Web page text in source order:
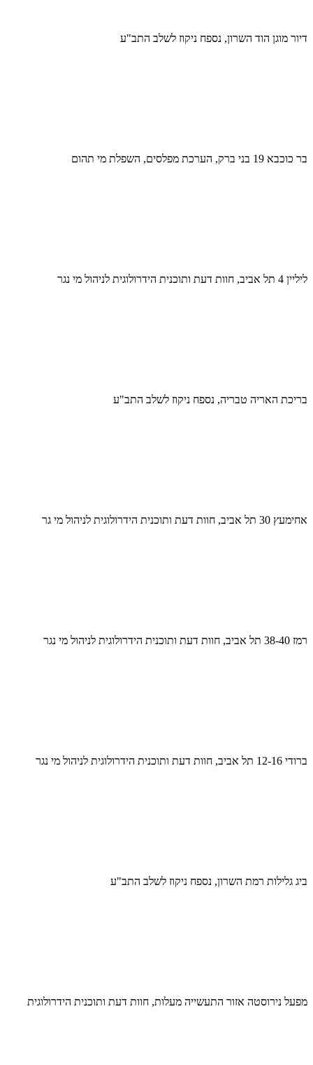
דיור מוגן הוד השרון, נספח ניקוז לשלב התב"ע
בר כוכבא 19 בני ברק, הערכת מפלסים, השפלת מי תהום
ליליין 4 תל אביב, חוות דעת ותוכנית הידרולוגית לניהול מי נגר
בריכת האריה טבריה, נספח ניקוז לשלב התב"ע
אחימעץ 30 תל אביב, חוות דעת ותוכנית הידרולוגית לניהול מי גר
רמז 38-40 תל אביב, חוות דעת ותוכנית הידרולוגית לניהול מי נגר
ברודי 12-16 תל אביב, חוות דעת ותוכנית הידרולוגית לניהול מי נגר
ביג גלילות רמת השרון, נספח ניקוז לשלב התב"ע
מפעל נירוסטה אזור התעשייה מעלות, חוות דעת ותוכנית הידרולוגית